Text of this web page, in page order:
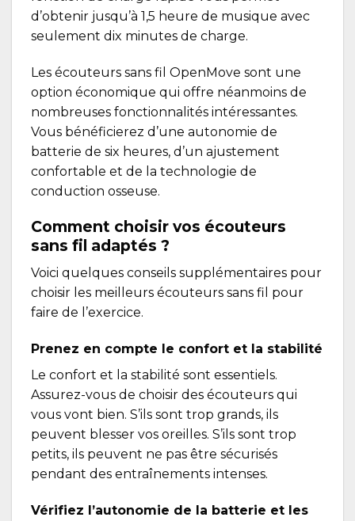
d’obtenir jusqu’à 1,5 heure de musique avec
seulement dix minutes de charge.
Les écouteurs sans fil OpenMove sont une
option économique qui offre néanmoins de
nombreuses fonctionnalités intéressantes.
Vous bénéficierez d’une autonomie de
batterie de six heures, d’un ajustement
confortable et de la technologie de
conduction osseuse.
Comment choisir vos écouteurs
sans fil adaptés ?
Voici quelques conseils supplémentaires pour
choisir les meilleurs écouteurs sans fil pour
faire de l’exercice.
Prenez en compte le confort et la stabilité
Le confort et la stabilité sont essentiels.
Assurez-vous de choisir des écouteurs qui
vous vont bien. S’ils sont trop grands, ils
peuvent blesser vos oreilles. S’ils sont trop
petits, ils peuvent ne pas être sécurisés
pendant des entraînements intenses.
Vérifiez l’autonomie de la batterie et les